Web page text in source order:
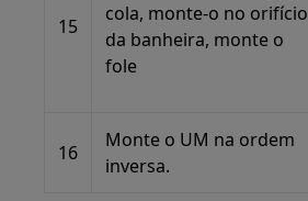
15
cola, monte-o no orifício
da banheira, monte o
fole
16
Monte o UM na ordem
inversa.